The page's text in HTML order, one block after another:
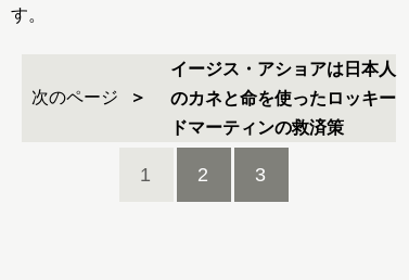
す。
次のページ
イージス・アショアは日本人
のカネと命を使ったロッキー
ドマーティンの救済策
1 2 3